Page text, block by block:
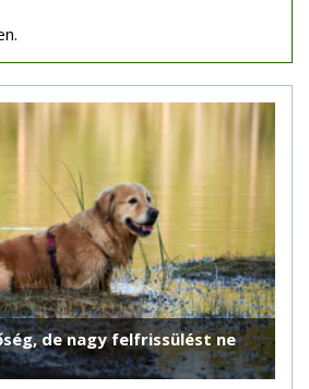
de nagy felfrissülést ne